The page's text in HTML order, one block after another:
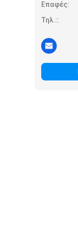
Επαφές:
Τηλ.::